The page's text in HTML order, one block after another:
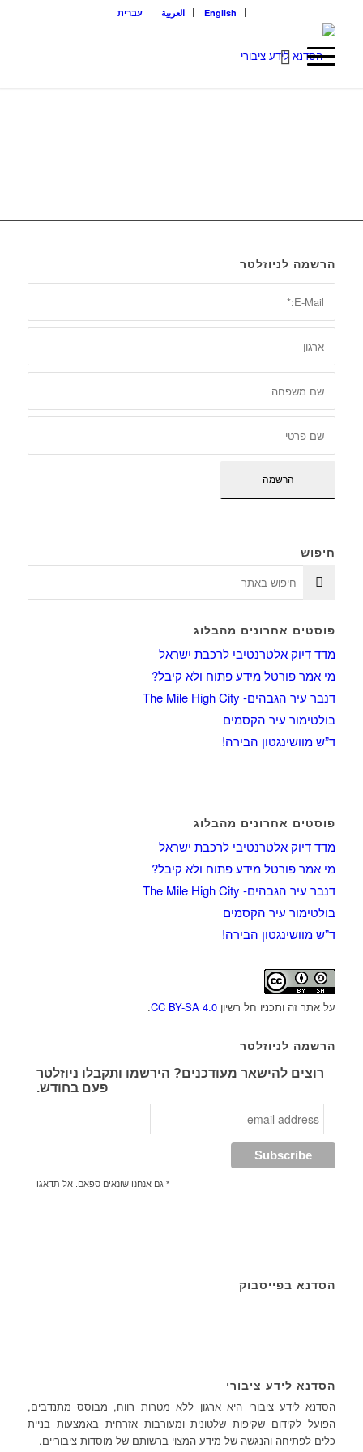
English العربية עברית
הרשמה לניוזלטר
חיפוש
פוסטים אחרונים מהבלוג
מדד דיוק אלטרנטיבי לרכבת ישראל
מי אמר פורטל מידע פתוח ולא קיבל?
דנבר עיר הגבהים- The Mile High City
בולטימור עיר הקסמים
ד”ש מוושינגטון הבירה!
פוסטים אחרונים מהבלוג
מדד דיוק אלטרנטיבי לרכבת ישראל
מי אמר פורטל מידע פתוח ולא קיבל?
דנבר עיר הגבהים- The Mile High City
בולטימור עיר הקסמים
ד”ש מוושינגטון הבירה!
על אתר זה ותכניו חל רשיון CC BY-SA 4.0
.
הרשמה לניוזלטר
רוצים להישאר מעודכנים? הירשמו ותקבלו ניוזלטר
פעם בחודש.
* גם אנחנו שונאים ספאם. אל תדאגו
הסדנא בפייסבוק
הסדנא לידע ציבורי
הסדנא לידע ציבורי היא ארגון ללא מטרות רווח, מבוסס מתנדבים,
הפועל לקידום שקיפות שלטונית ומעורבות אזרחית באמצעות בניית
כלים לפתיחה והנגשה של מידע המצוי ברשותם של מוסדות ציבוריים.